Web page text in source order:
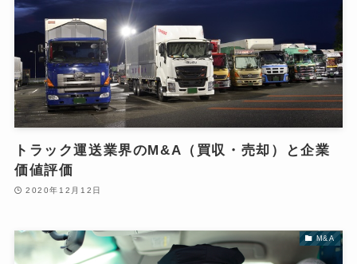
トラック運送業界のM&A（買収・売却）と企業
価値評価
2020年12月12日
M&A